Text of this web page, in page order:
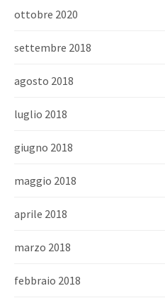
ottobre 2020
settembre 2018
agosto 2018
luglio 2018
giugno 2018
maggio 2018
aprile 2018
marzo 2018
febbraio 2018